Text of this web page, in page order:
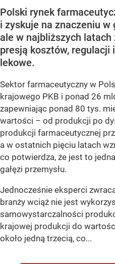
Polski rynek
i zyskuje na znaczeniu w
ale w najbliższych
presją kosztów,
lekowe.
Sektor farmaceutyczny w
krajowego PKB i ponad 26
zapewniając ponad 80 tys.
wartości – od produkcji po
produkcji farmaceutycznej
a w ostatnich pięciu latach
co potwierdza, że jest to
gałęzi przemysłu.
Jednocześnie eksperci
branży wciąż nie jest
samowystarczalności
krajowej produkcji do
około jedną trzecią, co...